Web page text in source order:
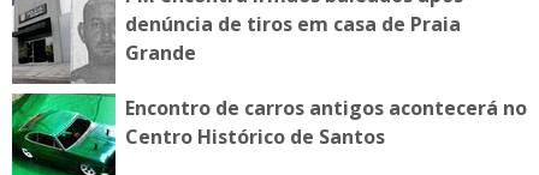
denúncia de tiros em casa de Praia
Grande
Encontro de carros antigos acontecerá no
Centro Histórico de Santos